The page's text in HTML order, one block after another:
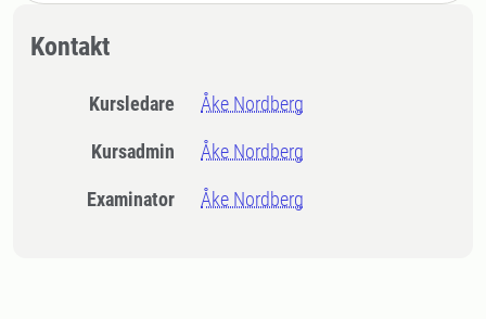
Kontakt
Kursledare Åke Nordberg
Kursadmin Åke Nordberg
Examinator Åke Nordberg